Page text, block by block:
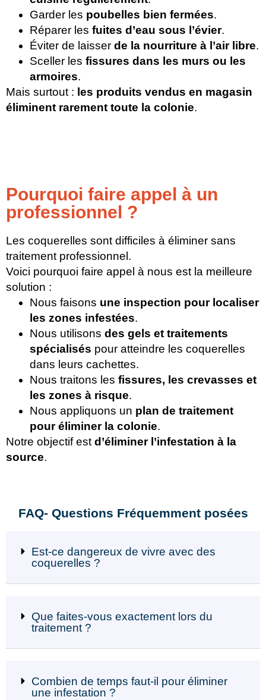
Garder les poubelles bien fermées.
Réparer les fuites d’eau sous l’évier.
Éviter de laisser de la nourriture à l’air libre.
Sceller les fissures dans les murs ou les
armoires.
Mais surtout : les produits vendus en magasin
éliminent rarement toute la colonie.
Pourquoi faire appel à un
professionnel ?
Les coquerelles sont difficiles à éliminer sans
traitement professionnel.
Voici pourquoi faire appel à nous est la meilleure
solution :
Nous faisons une inspection pour localiser
les zones infestées.
Nous utilisons des gels et traitements
spécialisés pour atteindre les coquerelles
dans leurs cachettes.
Nous traitons les fissures, les crevasses et
les zones à risque.
Nous appliquons un plan de traitement
pour éliminer la colonie.
Notre objectif estd’éliminer l’infestation à la
source.
FAQ- Questions Fréquemment posées
Est-ce dangereux de vivre avec des
coquerelles ?
Que faites-vous exactement lors du
traitement ?
Combien de temps faut-il pour éliminer
une infestation ?